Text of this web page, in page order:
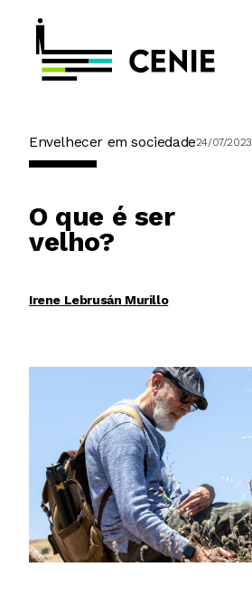
Envelhecer em sociedade24/07/2023
O que é ser
velho?
Irene Lebrusán Murillo